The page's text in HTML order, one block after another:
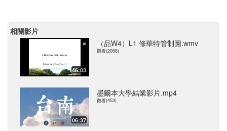
相關影片
46:03
（品W4）L1 修華特管制圖.wmv
觀看(2068)
06:37
墨爾本大學結業影片.mp4
觀看(453)